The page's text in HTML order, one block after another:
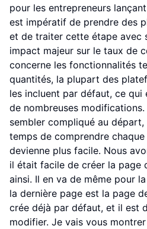
pour les entrepreneurs
est impératif de prendre des
et de traiter cette étape avec
impact majeur sur le taux de
concerne les fonctionnalités
quantités, la plupart des
les incluent par défaut, ce
de nombreuses
sembler compliqué au
temps de comprendre
devienne plus facile. Nous
il était facile de créer la page
ainsi. Il en va de même pour
la dernière page est la page
crée déjà par défaut, et il est
modifier. Je vais vous